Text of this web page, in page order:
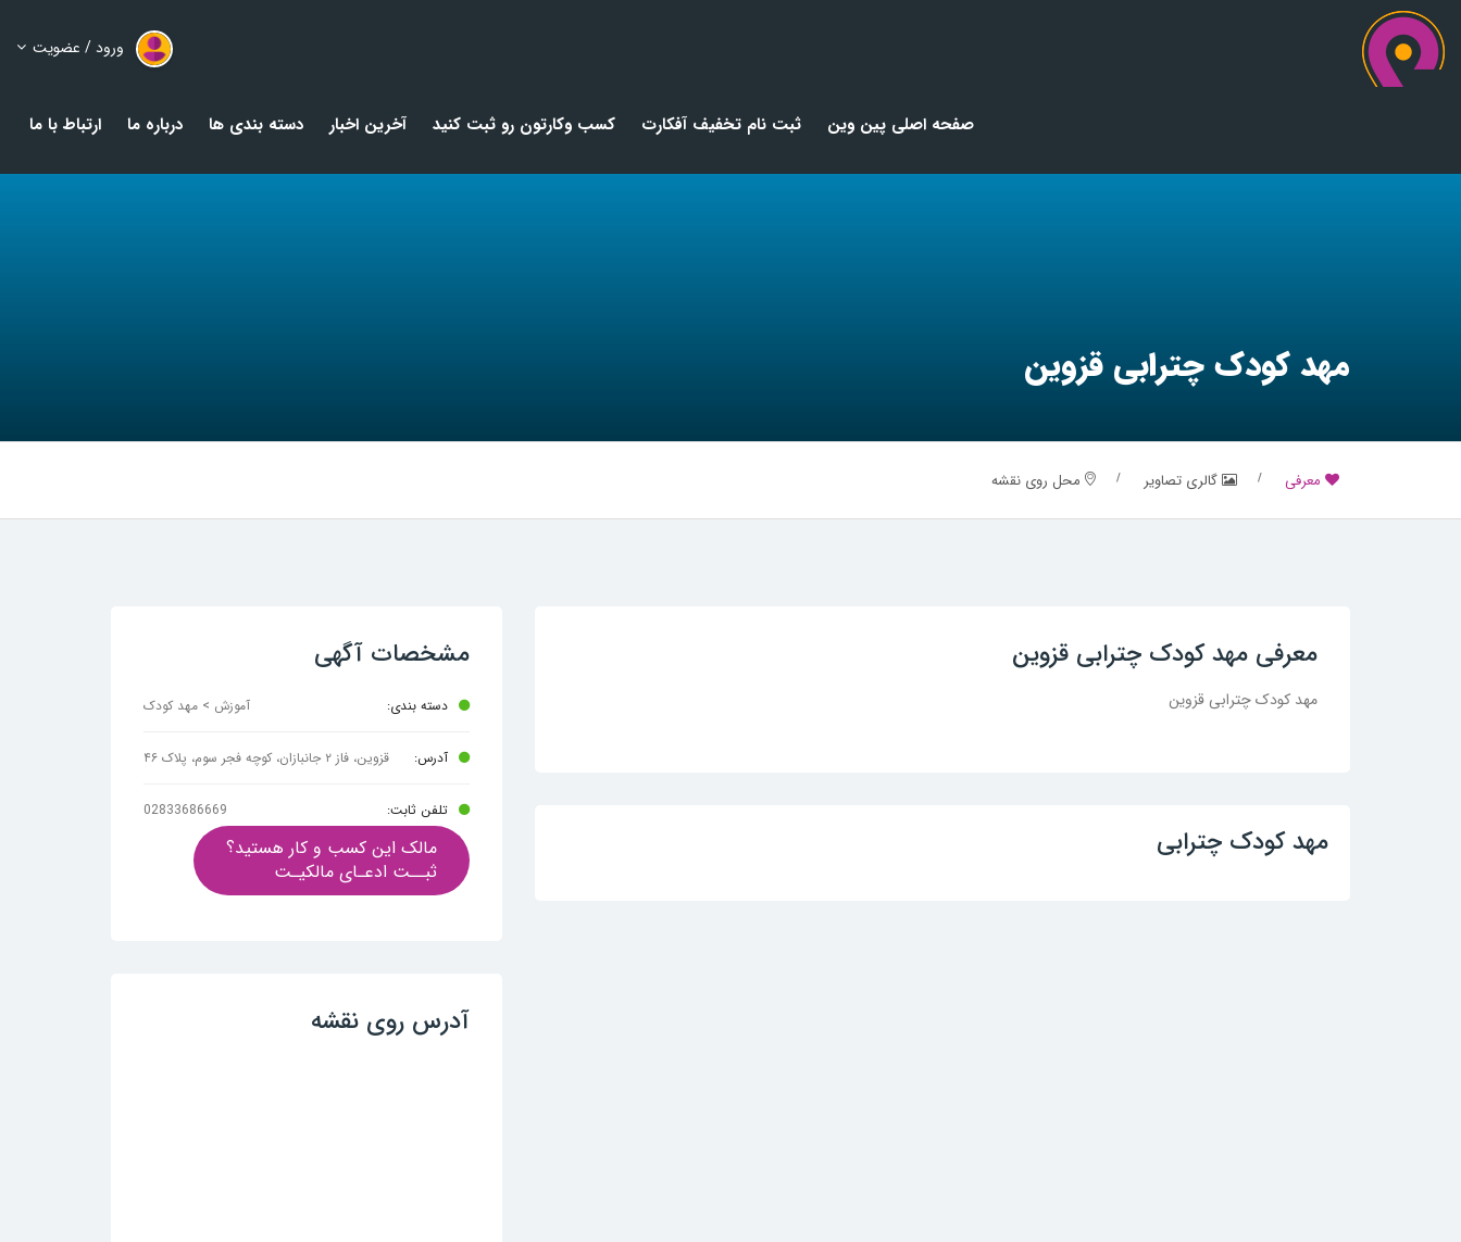
ورود / عضویت
صفحه اصلی پین وین ثبت نام تخفیف آفکارت کسب وکارتون رو ثبت کنید آخرین اخبار دسته بندی ها درباره ما ارتباط با ما
مهد کودک چترابی قزوین
معرفی گالری تصاویر محل روی نقشه
معرفی مهد کودک چترابی قزوین
مهد کودک چترابی قزوین
مهد کودک چترابی
مشخصات آگهی
دسته بندی: آموزش > مهد کودک
آدرس: قزوین، فاز ۲ جانبازان، کوچه فجر سوم، پلاک ۴۶
تلفن ثابت: 02833686669
مالک این کسب و کار هستید؟
ثبــت ادعـای مالکیـت
آدرس روی نقشه